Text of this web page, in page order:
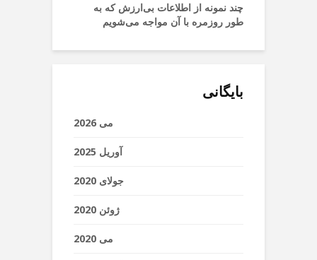
چند نمونه از اطلاعات بی‌ارزش که به
طور روزمره با آن مواجه می‌شویم
بایگانی
می 2026
آوریل 2025
جولای 2020
ژوئن 2020
می 2020